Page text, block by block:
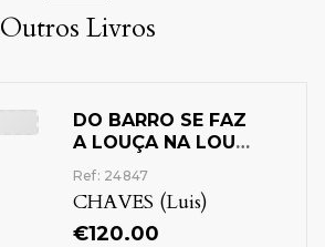
Outros Livros
DO BARRO SE FAZ
A LOUÇA NA LOUÇA
SE COME O TRIGO
Ref: 24847
CHAVES (Luis)
€120.00